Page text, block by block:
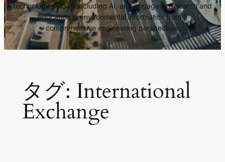
technologies (ICT), including AI, and engage in research and
education in environmental informatics from a
comprehensive engineering perspective.
タグ: International
Exchange